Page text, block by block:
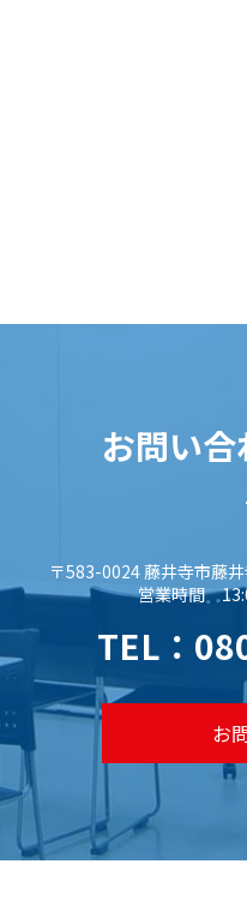
お問い
〒583-0024 藤井寺市藤
営業時間
TEL：
お